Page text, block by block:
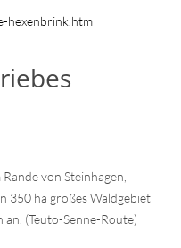
hexenbrink.htm
von Steinhagen,
350 ha großes Waldgebiet
(Teuto-Senne-Route)